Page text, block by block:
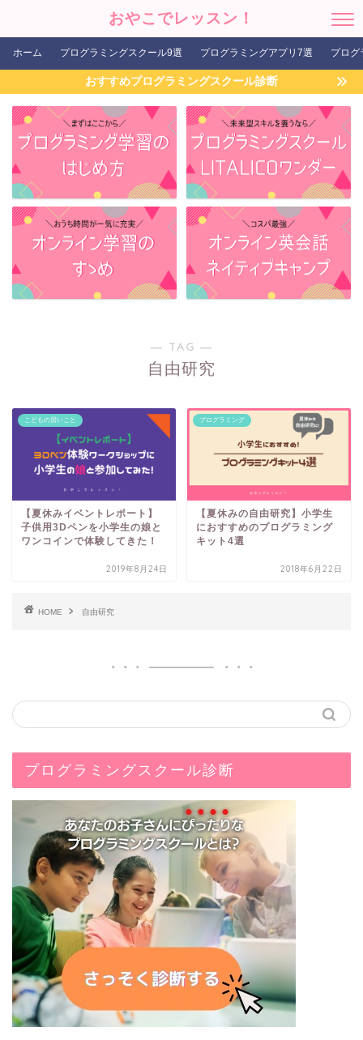
おやこでレッスン！
ホーム プログラミングスクール9選 プログラミングアプリ7選 プログ
おすすめプログラミングスクール診断
― TAG ―
自由研究
こどもの習いごと
【夏休みイベントレポート】
子供用3Dペンを小学生の娘と
ワンコインで体験してきた！
2019年8月24日
プログラミング
【夏休みの自由研究】小学生
におすすめのプログラミング
キット4選
2018年6月22日
HOME 自由研究
プログラミングスクール診断